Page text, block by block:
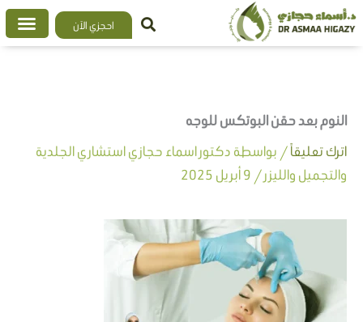
تخطي
إلى
احجزي الآن
النوم بعد حقن البوتكس للوجه
اترك تعليقاً/ بواسطة دكتور اسماء حجازي استشاري الجلدية
والتجميل والليزر/ 9 أبريل 2025